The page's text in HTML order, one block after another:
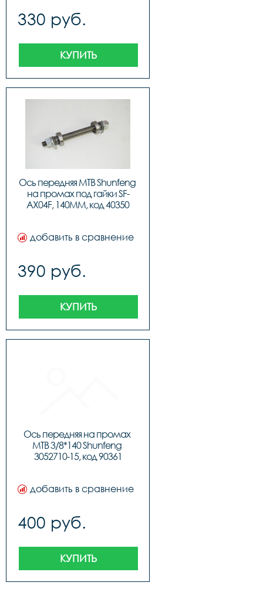
330 руб.
КУПИТЬ
Ось передняя MTB Shunfeng
на промах под гайки SF-
AX04F, 140MM, код 40350
добавить в сравнение
390 руб.
КУПИТЬ
Ось передняя на промах
МТВ 3/8*140 Shunfeng
3052710-15, код 90361
добавить в сравнение
400 руб.
КУПИТЬ